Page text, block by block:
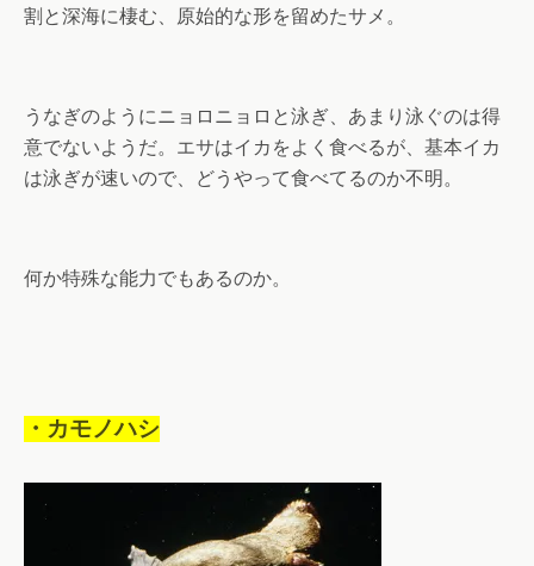
割と深海に棲む、原始的な形を留めたサメ。
うなぎのようにニョロニョロと泳ぎ、あまり泳ぐのは得
意でないようだ。エサはイカをよく食べるが、基本イカ
は泳ぎが速いので、どうやって食べてるのか不明。
何か特殊な能力でもあるのか。
・カモノハシ